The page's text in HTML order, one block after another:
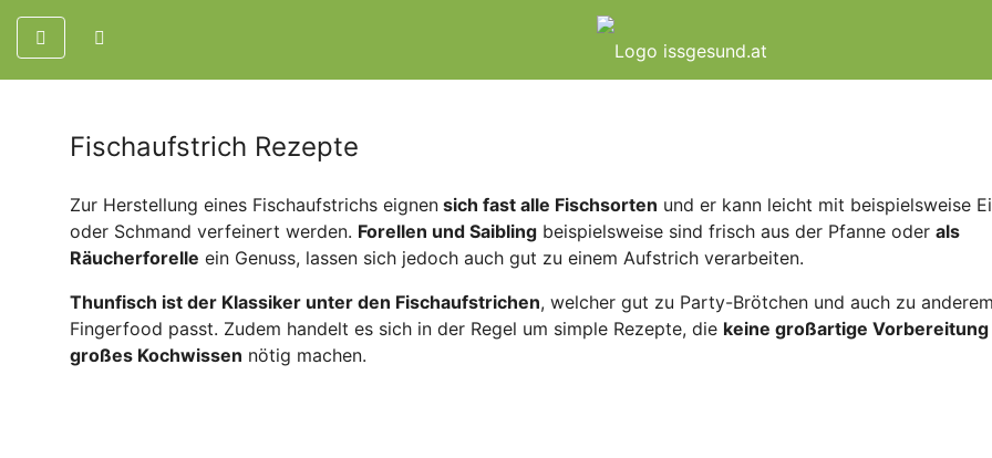
Fischaufstrich Rezepte
Zur Herstellung eines Fischaufstrichs eignen sich fast alle Fischsorten und er kann leicht mit beispielsweise
oder Schmand verfeinert werden. Forellen und Saibling beispielsweise sind frisch aus der Pfanne oder als
Räucherforelle ein Genuss, lassen sich jedoch auch gut zu einem Aufstrich verarbeiten.
Thunfisch ist der Klassiker unter den Fischaufstrichen, welcher gut zu Party-Brötchen und auch zu anderem
Fingerfood passt. Zudem handelt es sich in der Regel um simple Rezepte, die keine großartige
großes Kochwissen nötig machen.